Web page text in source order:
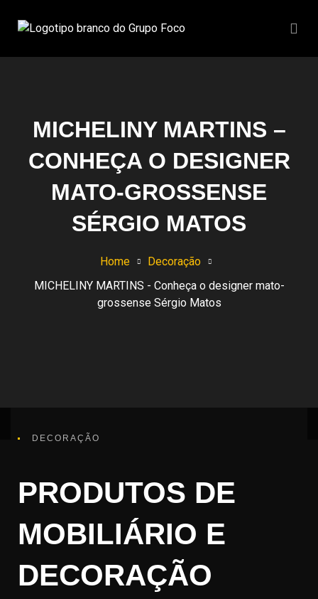
MICHELINY MARTINS –
CONHEÇA O DESIGNER
MATO-GROSSENSE
SÉRGIO MATOS
Home
Decoração
MICHELINY MARTINS - Conheça o designer mato-
grossense Sérgio Matos
DECORAÇÃO
PRODUTOS DE
MOBILIÁRIO E
DECORAÇÃO